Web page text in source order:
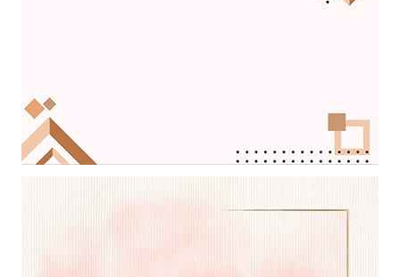
Khung ảnh nền powerpoint với sự kết hợp nghệ thuật giữa những